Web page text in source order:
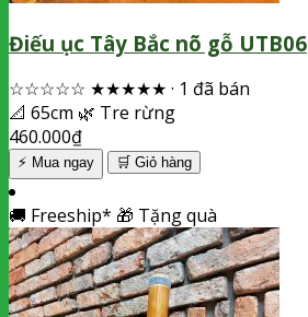
Điếu ục Tây Bắc nõ gỗ UTB06
☆☆☆☆☆ ★★★★★ · 1 đã bán
📐 65cm 🌿 Tre rừng
460.000₫
⚡ Mua ngay 🛒 Giỏ hàng
🚚 Freeship* 🎁 Tặng quà